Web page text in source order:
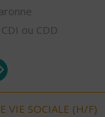
ou CDD
VIE SOCIALE (H/F)